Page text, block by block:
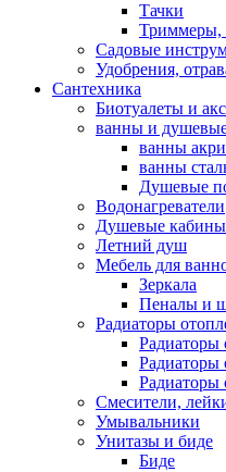
Тачки
Триммеры,
Садовые
Удобрения,
Сантехника
Биотуалеты и
ванны и
ванны
ванны
Душевые
Водонагреватели
Душевые
Летний душ
Мебель для
Зеркала
Пеналы и
Радиаторы
Радиаторы
Радиаторы
Радиаторы
Смесители,
Умывальники
Унитазы и биде
Биде